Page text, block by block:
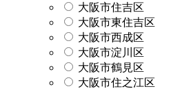
大阪市住吉区
大阪市東住吉区
大阪市西成区
大阪市淀川区
大阪市鶴見区
大阪市住之江区